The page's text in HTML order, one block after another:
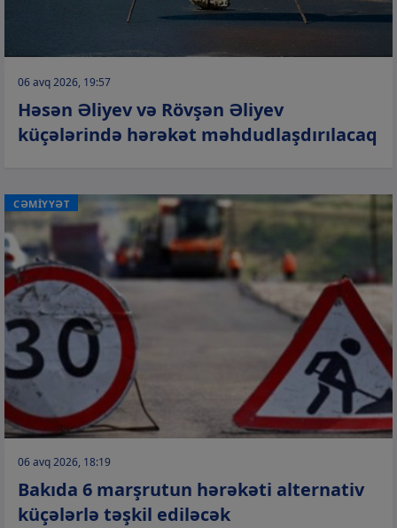
06 avq 2026, 19:57
Həsən Əliyev və Rövşən Əliyev
küçələrində hərəkət məhdudlaşdırılacaq
CƏMİYYƏT
06 avq 2026, 18:19
Bakıda 6 marşrutun hərəkəti alternativ
küçələrlə təşkil ediləcək